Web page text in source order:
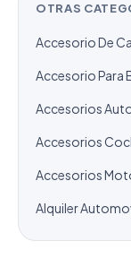
OTRAS
Accesorio De
Accesorio Para
Accesorios
Accesorios
Accesorios
Alquiler